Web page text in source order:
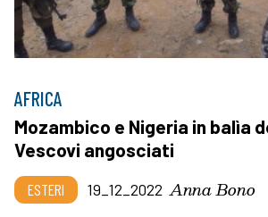
AFRICA
Mozambico e Nigeria in balìa
Vescovi angosciati
ESTERI 19_12_2022 Anna Bono